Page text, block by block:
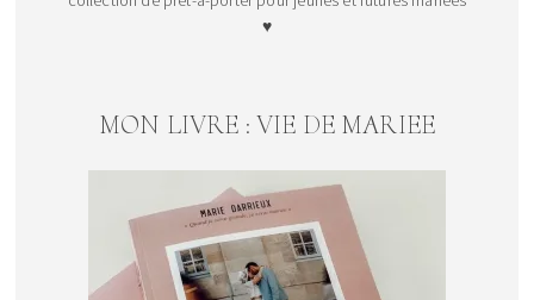
♥
MON LIVRE : VIE DE MARIEE